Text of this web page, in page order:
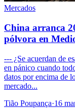
Mercados
China arranca
pólvora en
--- ¿Se acuerdan de
en pánico cuando
datos por encima de
mercado...
Tião Poupança·16